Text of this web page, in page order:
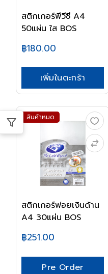
สติกเกอร์พีวีซี A4
50แผ่น ใส BOS
฿180.00
เพิ่มในตะกร้า
สินค้าหมด
สติกเกอร์ฟอยเงินด้าน
A4 30แผ่น BOS
฿251.00
Pre Order